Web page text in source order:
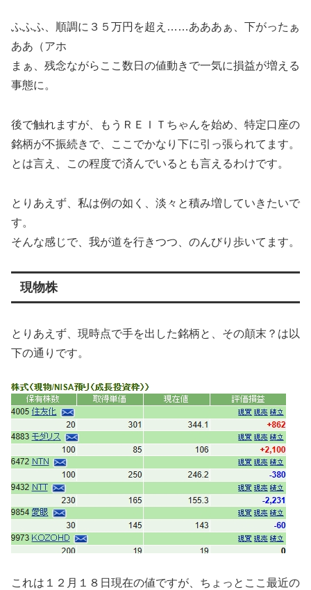
ふふふ、順調に３５万円を超え……あああぁ、下がったぁ
ああ（アホ
まぁ、残念ながらここ数日の値動きで一気に損益が増える
事態に。
後で触れますが、もうＲＥＩＴちゃんを始め、特定口座の
銘柄が不振続きで、ここでかなり下に引っ張られてます。
とは言え、この程度で済んでいるとも言えるわけです。
とりあえず、私は例の如く、淡々と積み増していきたいで
す。
そんな感じで、我が道を行きつつ、のんびり歩いてます。
現物株
とりあえず、現時点で手を出した銘柄と、その顛末？は以
下の通りです。
これは１２月１８日現在の値ですが、ちょっとここ最近の